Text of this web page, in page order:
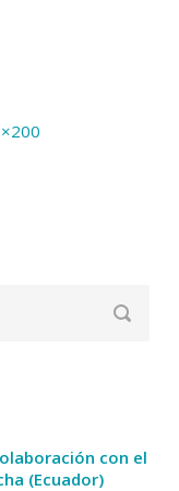
con el
(Ecuador)